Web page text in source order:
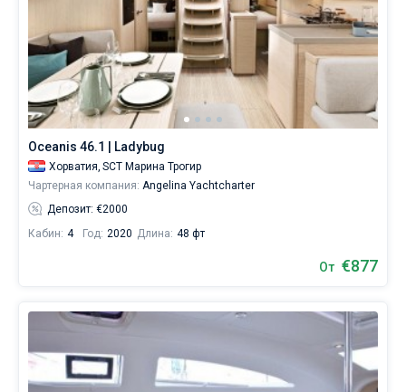
Oceanis 46.1 | Ladybug
Хорватия, SCT Марина Трогир
Чартерная компания: Angelina Yachtcharter
Депозит: €2000
Кабин: 4 Год: 2020 Длина: 48 фт
От €877